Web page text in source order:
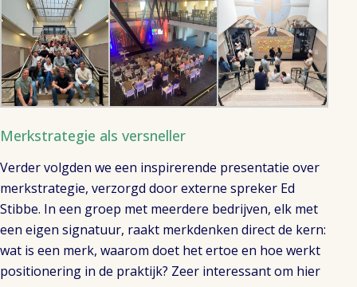
Merkstrategie als versneller
Verder volgden we een inspirerende presentatie over
merkstrategie, verzorgd door externe spreker Ed
Stibbe. In een groep met meerdere bedrijven, elk met
een eigen signatuur, raakt merkdenken direct de kern:
wat is een merk, waarom doet het ertoe en hoe werkt
positionering in de praktijk? Zeer interessant om hier